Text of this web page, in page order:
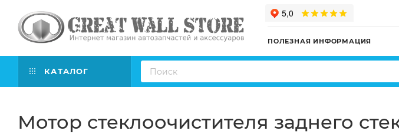
ПОЛЕЗНАЯ ИНФОРМАЦИЯ
КАТАЛОГ
Мотор стеклоочистителя заднего